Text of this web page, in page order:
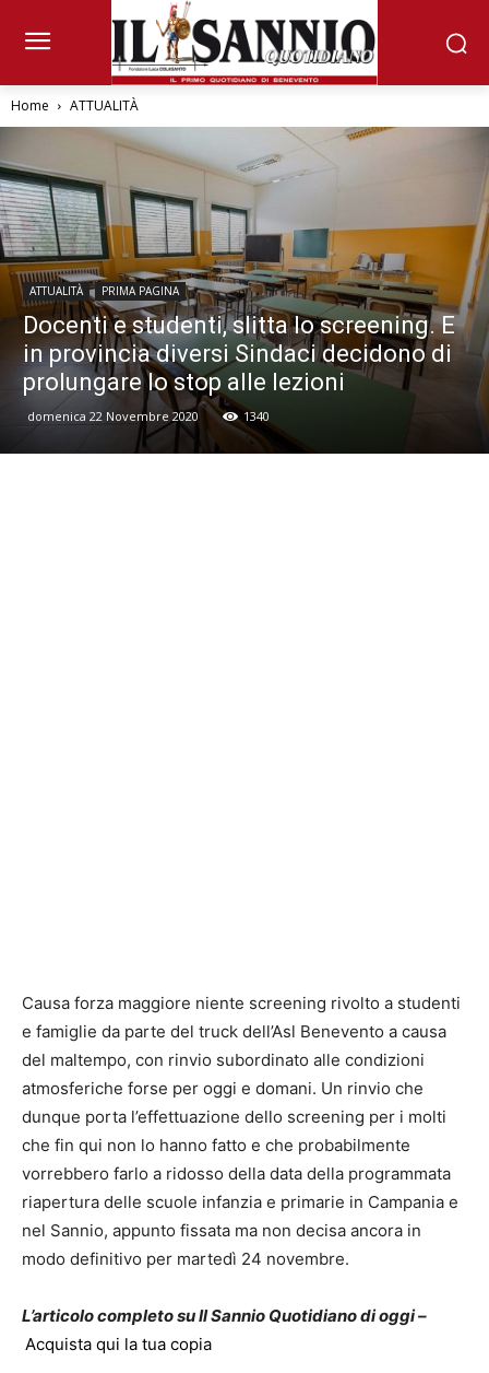
Home ATTUALITÀ
ATTUALITÀ PRIMA PAGINA
Docenti e studenti, slitta lo screening. E
in provincia diversi Sindaci decidono di
prolungare lo stop alle lezioni
domenica 22 Novembre 2020 1340
Causa forza maggiore niente screening rivolto a studenti
e famiglie da parte del truck dell’Asl Benevento a causa
del maltempo, con rinvio subordinato alle condizioni
atmosferiche forse per oggi e domani. Un rinvio che
dunque porta l’effettuazione dello screening per i molti
che fin qui non lo hanno fatto e che probabilmente
vorrebbero farlo a ridosso della data della programmata
riapertura delle scuole infanzia e primarie in Campania e
nel Sannio, appunto fissata ma non decisa ancora in
modo definitivo per martedì 24 novembre.
L’articolo completo su Il Sannio Quotidiano di oggi –
Acquista qui la tua copia